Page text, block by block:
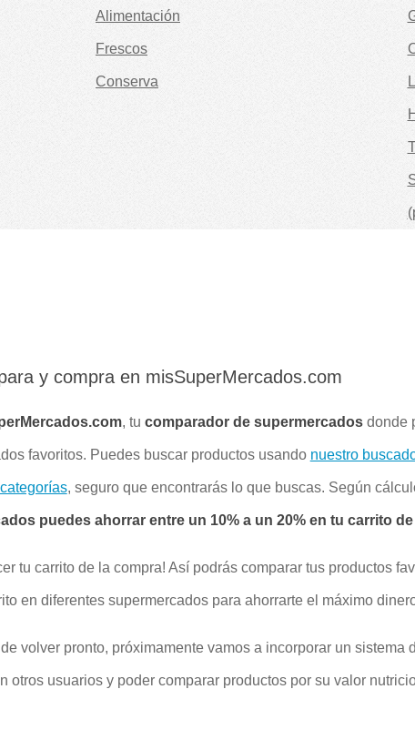
Alimentación
Frescos
Conserva
y compra en misSuperMercados.com
, tu comparador de supermercadosdonde
favoritos. Puedes buscar productos usando nuestro
, seguro que encontrarás lo que buscas. Según
puedes ahorrar entre un 10% a un 20% en tu carrito
tu carrito de la compra! Así podrás comparar tus productos
en diferentes supermercados para ahorrarte el máximo
volver pronto, próximamente vamos a incorporar un sistema
otros usuarios y poder comparar productos por su valor